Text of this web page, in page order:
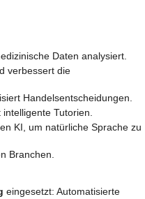
Daten analysiert.
verbessert die
Handelsentscheidungen.
Tutorien.
KI, um natürliche Sprache zu
Branchen.
eingesetzt: Automatisierte